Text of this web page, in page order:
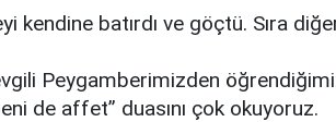
kendine batırdı ve göçtü. Sıra
Peygamberimizden
de affet” duasını çok okuyoruz.